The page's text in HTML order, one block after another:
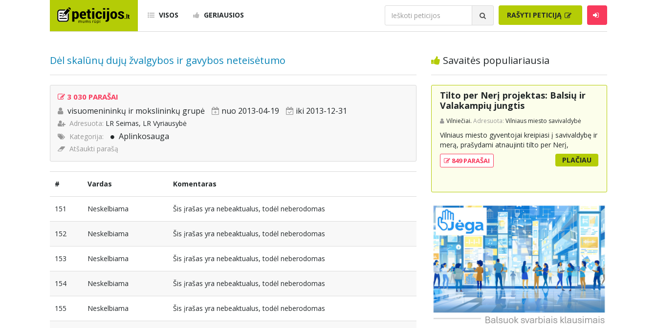
VISOS GERIAUSIOS RAŠYTI PETICIJĄ
Dėl skalūnų dujų žvalgybos ir gavybos neteisėtumo
3 030 PARAŠAI
visuomenininkų ir mokslininkų grupė nuo 2013-04-19 iki 2013-12-31
Adresuota: LR Seimas, LR Vyriausybė
Kategorija:
Aplinkosauga
Atšaukti parašą
# Vardas Komentaras
151 Neskelbiama Šis įrašas yra nebeaktualus, todėl neberodomas
152 Neskelbiama Šis įrašas yra nebeaktualus, todėl neberodomas
153 Neskelbiama Šis įrašas yra nebeaktualus, todėl neberodomas
154 Neskelbiama Šis įrašas yra nebeaktualus, todėl neberodomas
155 Neskelbiama Šis įrašas yra nebeaktualus, todėl neberodomas
Savaitės populiariausia
Tilto per Nerį projektas: Balsių ir
Valakampių jungtis
Vilniečiai. Adresuota: Vilniaus miesto savivaldybė
Vilniaus miesto gyventojai kreipiasi į savivaldybę ir
merą, prašydami atnaujinti tilto per Nerį,
jungiančio Balsių ir Valakampių kryptis, projektą ir
įtraukti jį į miesto strateginius susisiekimo planus.
plėtrą bei darnų judumą, suteikdamas daugiau
susisiekimo galimybių tiek automobiliams, tiek
viešajam transportui, pėstiesiems ir
dviratininkams. Gyventojai ragina atlikti techninę,
ekonominę ir transporto analizę, organizuoti
viešas konsultacijas ir integruoti projektą į
ilgalaikius miesto planus, siekiant užtikrinti
transporto sistemos patikimumą ir prisitaikymą
prie sparčiai augančio miesto poreikių.
849 PARAŠAI PLAČIAU